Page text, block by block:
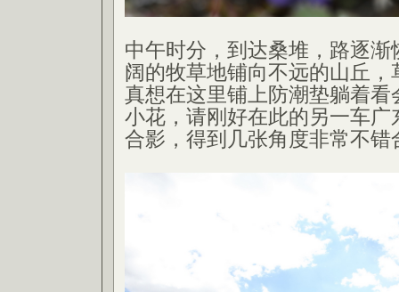
中午时分，到达桑堆，路逐
阔的牧草地铺向不远的山丘
真想在这里铺上防潮垫躺着看
小花，请刚好在此的另一车广
合影，得到几张角度非常不错